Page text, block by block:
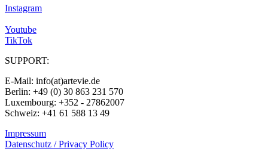
Instagram
Youtube
TikTok
SUPPORT:
E-Mail: info(at)artevie.de
Berlin: +49 (0) 30 863 231 570
Luxembourg: +352 - 27862007
Schweiz: +41 61 588 13 49
Impressum
Datenschutz / Privacy Policy